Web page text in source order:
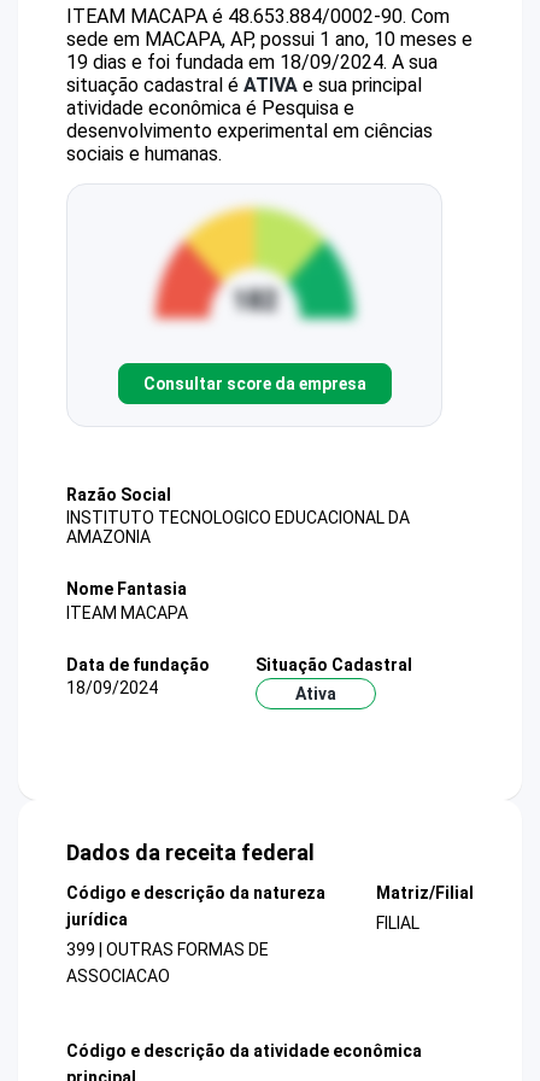
ITEAM MACAPA é 48.653.884/0002-90. Com
sede em MACAPA, AP, possui 1 ano, 10 meses e
19 dias e foi fundada em 18/09/2024. A sua
situação cadastral é ATIVA e sua principal
atividade econômica é Pesquisa e
desenvolvimento experimental em ciências
sociais e humanas.
Consultar score da empresa
Razão Social
INSTITUTO TECNOLOGICO EDUCACIONAL DA
AMAZONIA
Nome Fantasia
ITEAM MACAPA
Data de fundação
18/09/2024
Situação Cadastral
Ativa
Dados da receita federal
Código e descrição da natureza
jurídica
399 | OUTRAS FORMAS DE
ASSOCIACAO
Matriz/Filial
FILIAL
Código e descrição da atividade econômica
principal